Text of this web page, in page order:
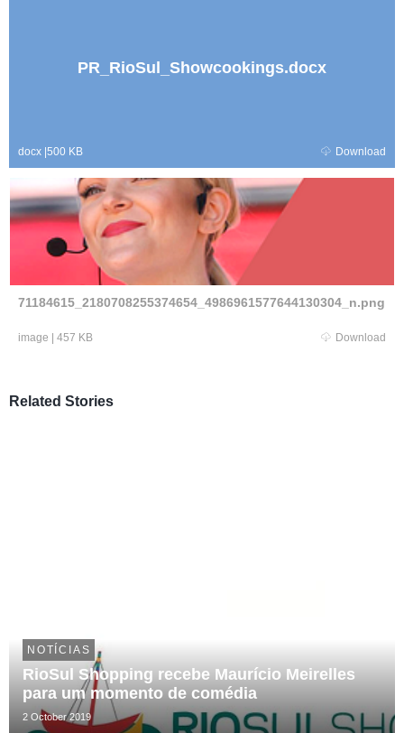
PR_RioSul_Showcookings.docx
docx |500 KB Download
71184615_2180708255374654_4986961577644130304_n.png
image | 457 KB Download
Related Stories
NOTÍCIAS
RioSul Shopping recebe Maurício Meirelles
para um momento de comédia
2 October 2019